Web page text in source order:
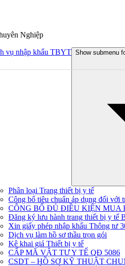
Nghiệp
vụ nhập khẩu TBYT Show submenu
Phân loại Trang thiết bị y tế
Công bố tiêu chuẩn áp dụng đối với
CÔNG BỐ ĐỦ ĐIỀU KIỆN MUA
Đăng ký lưu hành trang thiết bị y tế
Xin giấy phép nhập khẩu Thông tư
Dịch vụ làm hồ sơ thầu trọn gói
Kê khai giá Thiết bị y tế
CẤP MÃ VẬT TƯ Y TẾ QĐ 5086
CSDT – HỒ SƠ KỸ THUẬT